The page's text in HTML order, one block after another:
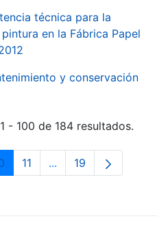
técnica para la
en la Fábrica Papel
y conservación
- 100 de 184 resultados.
Use TAB para
Página
11 ...PáginasPágina
19